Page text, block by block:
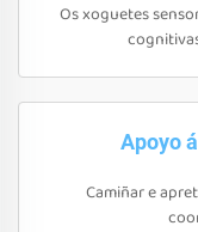
Os xoguetes
Apoyo
Camiñar e